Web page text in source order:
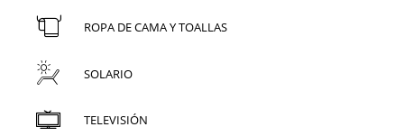
ROPA DE CAMA Y TOALLAS
SOLARIO
TELEVISIÓN